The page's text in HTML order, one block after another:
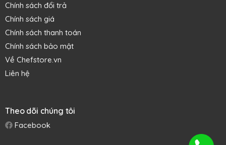
Chính sách đổi trả
Chính sách giá
Chính sách thanh toán
Chính sách bảo mật
Về Chefstore.vn
Liên hệ
Theo dõi chúng tôi
Facebook